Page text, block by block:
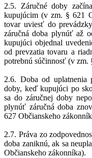
2.5. Záručné doby
kupujúcim (v zm. § 621
tovar uviesť do
záručná doba plynúť až
kupujúci objednal
od prevzatia tovaru a
potrebnú súčinnosť (v zm.
2.6. Doba od uplatnenia
doby, keď kupujúci po
sa do záručnej doby
plynúť záručná doba
627 Občianskeho
2.7. Práva zo
doba zaniknú, ak sa
Občianskeho zákonníka).